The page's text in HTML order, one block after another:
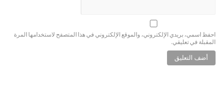
احفظ اسمي، بريدي الإلكتروني، والموقع الإلكتروني في هذا المتصفح لاستخدامها المرة
المقبلة في تعليقي.